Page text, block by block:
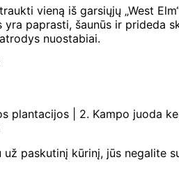
vieną iš garsiųjų „West
yra paprasti, šaunūs ir prideda
nuostabiai.
plantacijos | 2. Kampo juoda
už paskutinį kūrinį, jūs negalite